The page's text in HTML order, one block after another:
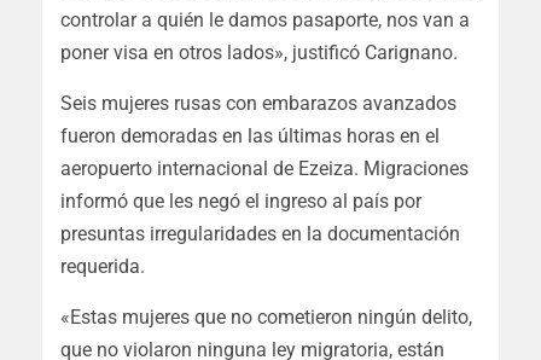
controlar a quién le damos pasaporte, nos van a
poner visa en otros lados», justificó Carignano.
Seis mujeres rusas con embarazos avanzados
fueron demoradas en las últimas horas en el
aeropuerto internacional de Ezeiza. Migraciones
informó que les negó el ingreso al país por
presuntas irregularidades en la documentación
requerida.
«Estas mujeres que no cometieron ningún delito,
que no violaron ninguna ley migratoria, están